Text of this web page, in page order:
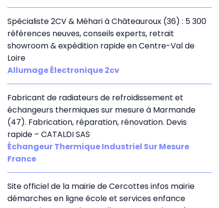
Spécialiste 2CV & Méhari à Châteauroux (36) : 5 300
références neuves, conseils experts, retrait
showroom & expédition rapide en Centre-Val de
Loire
Allumage Électronique 2cv
Fabricant de radiateurs de refroidissement et
échangeurs thermiques sur mesure à Marmande
(47). Fabrication, réparation, rénovation. Devis
rapide – CATALDI SAS
Échangeur Thermique Industriel Sur Mesure
France
Site officiel de la mairie de Cercottes infos mairie
démarches en ligne école et services enfance